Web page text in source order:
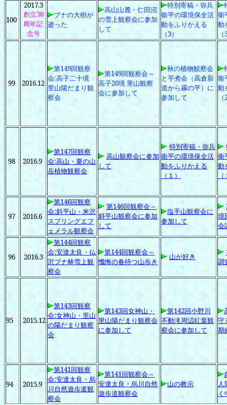
100
2017.3
創立30
周年記
念号
ブナの大樹が
逝った
高山山麓・仁田沼
の雪上観察会に参加
して
特別寄稿・弥兵
衛平の環境保全活
動をふりかえる
（3）
衛
動
99 2016.12
第149回観察
会:高子二十境
里山陽だまり観
察会
第149回観察会～
高子20境 里山観察
会に参加して
秋の植物観察会
と芋煮会（高倉新
道から霧の平）に
参加して
衛
動
98 2016.9
第147回観察
会:高山・夏の山
岳植物観察会
高山観察会に参加
して
特別寄稿・弥兵
衛平の環境保全活
動をふりかえる
（１）
衛
動
97 2016.6
第146回観察
会:斜平山・米沢
スプリングエフ
ェメラル観察会
第146回観察会～
斜平山観察会に参加
して
塩手山観察会に
参加して
境
会
96 2016.3
第144回観察
会:安達太良・仏
沢ブナ林雪上観
察会
第144回観察会～
懺悔の春待つ山歩き
山が好き
調
95 2015.12
第143回観察
会:女神山・里山
の陽だまり観察
会
第143回女神山・
里山陽だまり観察会
に参加して
第142回小野川
不動滝周辺紅葉観
察会に参加して
守
期
94 2015.9
第141回観察
会:安達太良・烏
川自然遊歩道観
察会
第141回観察会～
安達太良・烏川自然
遊歩道観察会
山の教示
人